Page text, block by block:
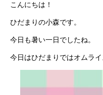
こんにちは！
ひだまりの小森です。
今日も暑い一日でしたね。
今日はひだまりではオムライ